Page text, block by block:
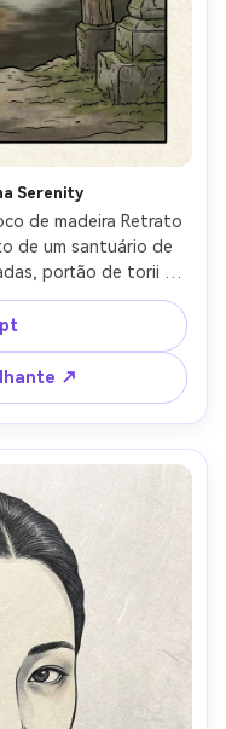
Serenity
de madeira Retrato
de um santuário de
portão de torii de
como faixas
fortes, paleta
tom espiritual
do santuário
o rosto, lente de
rasa, iluminação
AR 4:5
↗